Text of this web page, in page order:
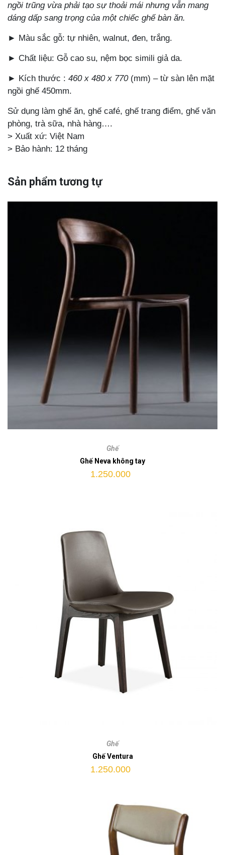
ngồi trũng vừa phải tạo sự thoải mái nhưng vẫn mang
dáng dấp sang trọng của một chiếc ghế bàn ăn.
► Màu sắc gỗ: tự nhiên, walnut, đen, trắng.
► Chất liệu: Gỗ cao su, nệm bọc simili giả da.
► Kích thước : 460 x 480 x 770(mm) – từ sàn lên mặt
ngồi ghế 450mm.
Sử dụng làm ghế ăn, ghế café, ghế trang điểm, ghế văn
phòng, trà sữa, nhà hàng….
> Xuất xứ: Việt Nam
> Bảo hành: 12 tháng
Sản phẩm tương tự
Ghế
Ghế Neva không tay
1.250.000
Ghế
Ghế Ventura
1.250.000